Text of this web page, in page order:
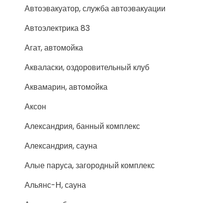
Автоэвакуатор, служба автоэвакуации
Автоэлектрика 83
Агат, автомойка
Акваласки, оздоровительный клуб
Аквамарин, автомойка
Аксон
Александрия, банный комплекс
Александрия, сауна
Алые паруса, загородный комплекс
Альянс-Н, сауна